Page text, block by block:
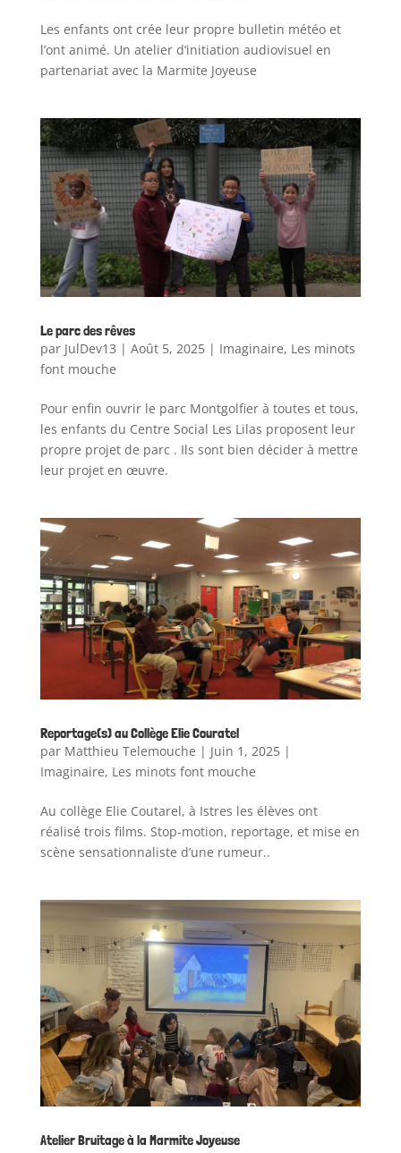
Les enfants ont crée leur propre bulletin météo et
l’ont animé. Un atelier d’initiation audiovisuel en
partenariat avec la Marmite Joyeuse
Le parc des rêves
par JulDev13 | Août 5, 2025| Imaginaire, Les minots
font mouche
Pour enfin ouvrir le parc Montgolfier à toutes et tous,
les enfants du Centre Social Les Lilas proposent leur
propre projet de parc . Ils sont bien décider à mettre
leur projet en œuvre.
Reportage(s) au Collège Elie Couratel
par Matthieu Telemouche | Juin 1, 2025|
Imaginaire, Les minots font mouche
Au collège Elie Coutarel, à Istres les élèves ont
réalisé trois films. Stop-motion, reportage, et mise en
scène sensationnaliste d’une rumeur..
Atelier Bruitage à la Marmite Joyeuse